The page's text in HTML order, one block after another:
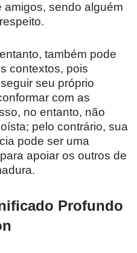
sendo alguém
também pode
contextos, pois
seu próprio
com as
no entanto, não
pelo contrário, sua
pode ser uma
apoiar os outros de
Profundo